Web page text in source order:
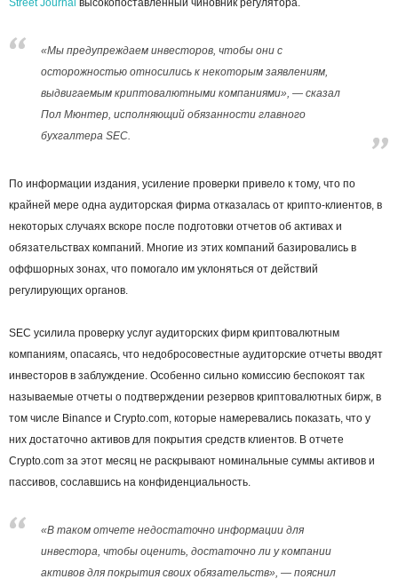
Street Journal высокопоставленный чиновник регулятора.
«Мы предупреждаем инвесторов, чтобы они с
осторожностью относились к некоторым заявлениям,
выдвигаемым криптовалютными компаниями», — сказал
Пол Мюнтер, исполняющий обязанности главного
бухгалтера SEC.
По информации издания, усиление проверки привело к тому, что по
крайней мере одна аудиторская фирма отказалась от крипто-клиентов, в
некоторых случаях вскоре после подготовки отчетов об активах и
обязательствах компаний. Многие из этих компаний базировались в
оффшорных зонах, что помогало им уклоняться от действий
регулирующих органов.
SEC усилила проверку услуг аудиторских фирм криптовалютным
компаниям, опасаясь, что недобросовестные аудиторские отчеты вводят
инвесторов в заблуждение. Особенно сильно комиссию беспокоят так
называемые отчеты о подтверждении резервов криптовалютных бирж, в
том числе Binance и Crypto.com, которые намеревались показать, что у
них достаточно активов для покрытия средств клиентов. В отчете
Crypto.com за этот месяц не раскрывают номинальные суммы активов и
пассивов, сославшись на конфиденциальность.
«В таком отчете недостаточно информации для
инвестора, чтобы оценить, достаточно ли у компании
активов для покрытия своих обязательств», — пояснил